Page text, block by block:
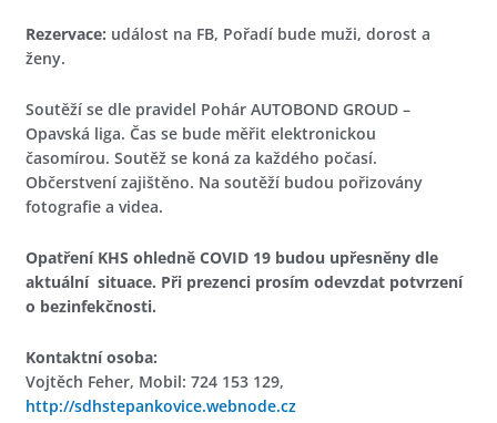
Rezervace: událost na FB, Pořadí bude muži, dorost a
ženy.
Soutěží se dle pravidel Pohár AUTOBOND GROUD –
Opavská liga. Čas se bude měřit elektronickou
časomírou. Soutěž se koná za každého počasí.
Občerstvení zajištěno. Na soutěží budou pořizovány
fotografie a videa.
Opatření KHS ohledně COVID 19 budou upřesněny dle
aktuální situace. Při prezenci prosím odevzdat potvrzení
o bezinfekčnosti.
Kontaktní osoba:
Vojtěch Feher, Mobil: 724 153 129,
http://sdhstepankovice.webnode.cz